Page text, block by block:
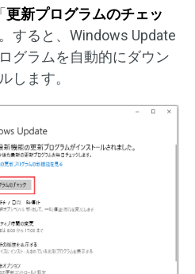
更新プログラムのチェッ
すると、Windows Update
グラムを自動的にダウン
します。